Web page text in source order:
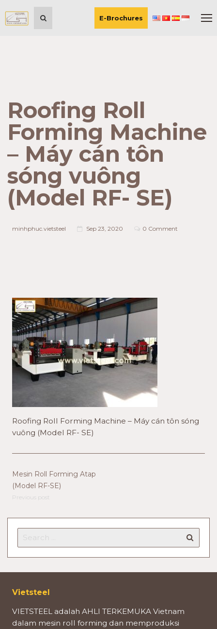
E-Brochures
Roofing Roll
Forming Machine
– Máy cán tôn
sóng vuông
(Model RF- SE)
minhphuc.vietsteel Sep 23, 2020 0 Comment
Roofing Roll Forming Machine – Máy cán tôn sóng
vuông (Model RF- SE)
Mesin Roll Forming Atap
(Model RF-SE)
Previous post
Vietsteel
VIETSTEEL adalah AHLI TERKEMUKA Vietnam
dalam mesin roll forming dan memproduksi